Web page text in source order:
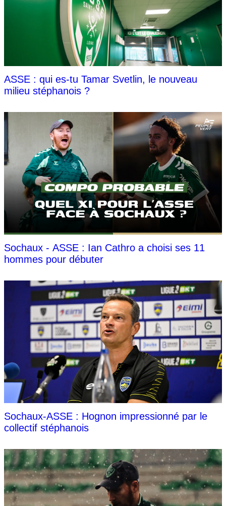
ASSE : qui es-tu Tamar Svetlin, le nouveau
milieu stéphanois ?
Sochaux - ASSE : Ian Cathro a choisi ses 11
hommes pour débuter
Sochaux-ASSE : Hognon impressionné par le
collectif stéphanois